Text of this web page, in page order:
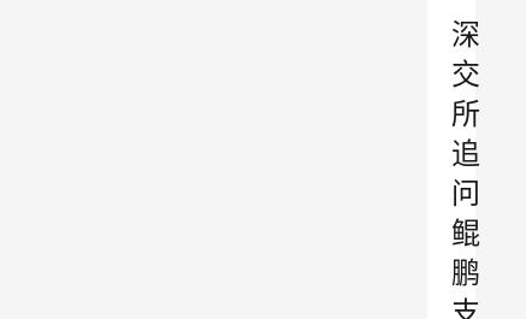
深
交
所
追
问
鲲
鹏